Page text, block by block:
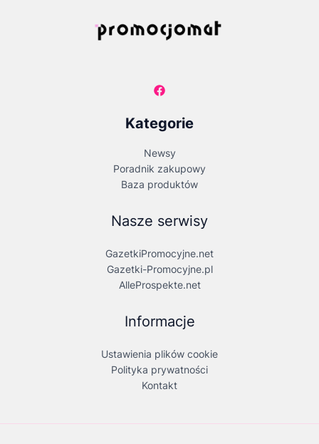
Kategorie
Newsy
Poradnik zakupowy
Baza produktów
Nasze serwisy
GazetkiPromocyjne.net
Gazetki-Promocyjne.pl
AlleProspekte.net
Informacje
Ustawienia plików cookie
Polityka prywatności
Kontakt